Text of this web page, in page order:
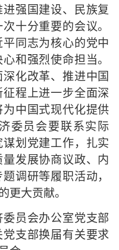
强国建设、民族复
十分重要的会议。
同志为核心的党中
和强烈使命担当。
深化改革、推进中国
程上进一步全面深
中国式现代化提供
委员会要联系实际
划党建工作，扎实
发展协商议政、内
调研等履职活动，
更大贡献。
员会办公室党支部
支部换届有关要求